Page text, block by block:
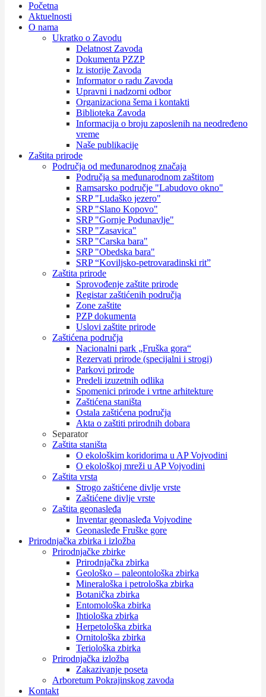
Početna
Aktuelnosti
O nama
Ukratko o Zavodu
Delatnost Zavoda
Dokumenta PZZP
Iz istorije Zavoda
Informator o radu Zavoda
Upravni i nadzorni odbor
Organizaciona šema i kontakti
Biblioteka Zavoda
Informacija o broju zaposlenih na neodređeno
vreme
Naše publikacije
Zaštita prirode
Područja od međunarodnog značaja
Područja sa međunarodnom zaštitom
Ramsarsko područje "Labudovo okno"
SRP "Ludaško jezero"
SRP "Slano Kopovo"
SRP "Gornje Podunavlje"
SRP "Zasavica"
SRP "Carska bara"
SRP "Obedska bara"
SRP “Koviljsko-petrovaradinski rit”
Zaštita prirode
Sprovođenje zaštite prirode
Registar zaštićenih područja
Zone zaštite
PZP dokumenta
Uslovi zaštite prirode
Zaštićena područja
Nacionalni park „Fruška gora“
Rezervati prirode (specijalni i strogi)
Parkovi prirode
Predeli izuzetnih odlika
Spomenici prirode i vrtne arhitekture
Zaštićena staništa
Ostala zaštićena područja
Akta o zaštiti prirodnih dobara
Separator
Zaštita staništa
O ekološkim koridorima u AP Vojvodini
O ekološkoj mreži u AP Vojvodini
Zaštita vrsta
Strogo zaštićene divlje vrste
Zaštićene divlje vrste
Zaštita geonasleđa
Inventar geonasleđa Vojvodine
Geonasleđe Fruške gore
Prirodnjačka zbirka i izložba
Prirodnjačke zbirke
Prirodnjačka zbirka
Geološko – paleontološka zbirka
Mineraloška i petrološka zbirka
Botanička zbirka
Entomološka zbirka
Ihtiološka zbirka
Herpetološka zbirka
Ornitološka zbirka
Teriološka zbirka
Prirodnjačka izložba
Zakazivanje poseta
Arboretum Pokrajinskog zavoda
Kontakt